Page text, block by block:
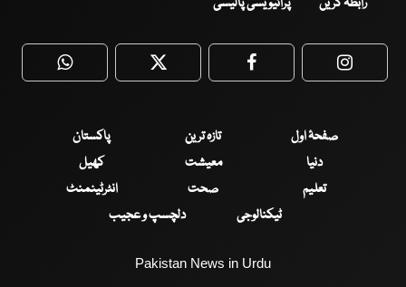
رابطہ کریں پرائیویسی پالیسی
WhatsApp Twitter Facebook
صفحۂ اول تازہ ترین
پاکستان
دنیا
معیشت
کھیل
تعلیم
صحت
انٹرٹینمنٹ
ٹیکنالوجی
دلچسپ و عجیب
Pakistan News in Urdu